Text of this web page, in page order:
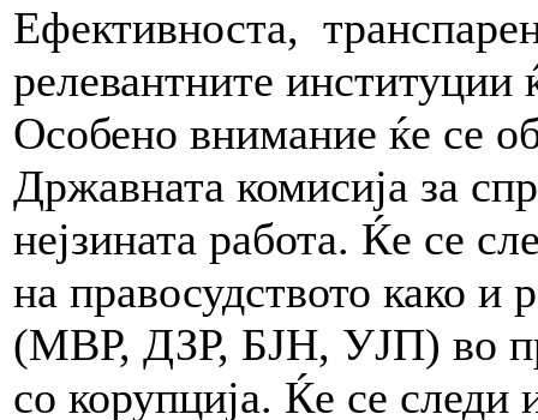
Ефективноста,
релевантните институции
Особено внимание ќе се
Државната комисија за
нејзината работа. Ќе се
на правосудството како и
(МВР, ДЗР, БЈН, УЈП) во
со корупција. Ќе се следи